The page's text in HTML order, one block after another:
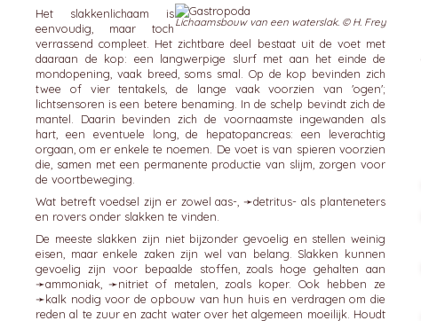
Lichaamsbouw van een waterslak. © H. Frey
Het slakkenlichaam is
eenvoudig, maar toch
verrassend compleet. Het zichtbare deel bestaat uit de voet met
daaraan de kop: een langwerpige slurf met aan het einde de
mondopening, vaak breed, soms smal. Op de kop bevinden zich
twee of vier tentakels, de lange vaak voorzien van 'ogen';
lichtsensoren is een betere benaming. In de schelp bevindt zich de
mantel. Daarin bevinden zich de voornaamste ingewanden als
hart, een eventuele long, de hepatopancreas: een leverachtig
orgaan, om er enkele te noemen. De voet is van spieren voorzien
die, samen met een permanente productie van slijm, zorgen voor
de voortbeweging.
Wat betreft voedsel zijn er zowel aas-, ➛detritus- als planteneters
en rovers onder slakken te vinden.
De meeste slakken zijn niet bijzonder gevoelig en stellen weinig
eisen, maar enkele zaken zijn wel van belang. Slakken kunnen
gevoelig zijn voor bepaalde stoffen, zoals hoge gehalten aan
➛ammoniak , ➛nitriet of metalen, zoals koper. Ook hebben ze
➛kalk nodig voor de opbouw van hun huis en verdragen om die
reden al te zuur en zacht water over het algemeen moeilijk. Houdt